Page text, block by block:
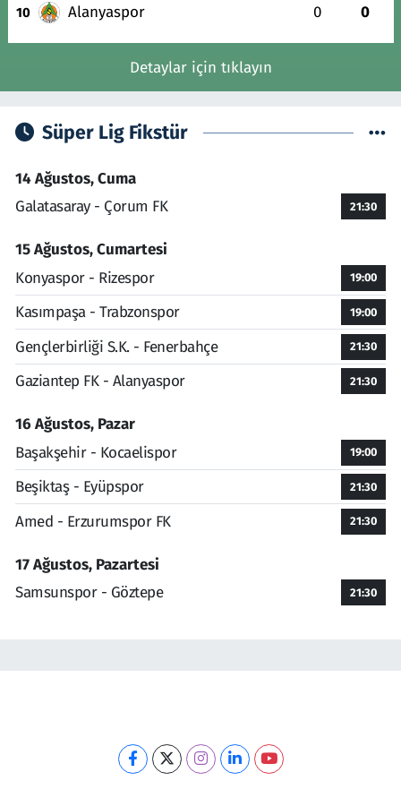
10 Alanyaspor 0 0
Detaylar için tıklayın
Süper Lig Fikstür
14 Ağustos, Cuma
Galatasaray - Çorum FK
21:30
15 Ağustos, Cumartesi
Konyaspor - Rizespor
19:00
Kasımpaşa - Trabzonspor 19:00
Gençlerbirliği S.K. - Fenerbahçe 21:30
Gaziantep FK - Alanyaspor 21:30
16 Ağustos, Pazar
Başakşehir - Kocaelispor
19:00
Beşiktaş - Eyüpspor 21:30
Amed - Erzurumspor FK 21:30
17 Ağustos, Pazartesi
Samsunspor - Göztepe
21:30